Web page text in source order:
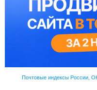
Почтовые индексы России,